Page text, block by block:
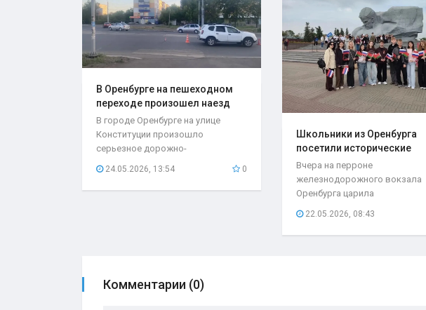
В Оренбурге на пешеходном
переходе произошел наезд
на..
В городе Оренбурге на улице
Конституции произошло
серьезное дорожно-
транспортное происшествие,
24.05.2026, 13:54 0
Школьники из Оренбурга
посетили исторические
места..
Вчера на перроне
железнодорожного вокзала
Оренбурга царила
необыкновенная атмосфера. С
прибывшего поезда...
22.05.2026, 08:43
Комментарии (0)